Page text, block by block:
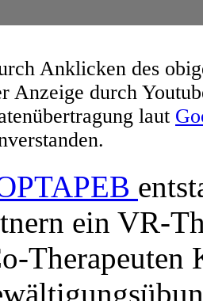
Anklicken des
Anzeige durch
laut
ein VR-
Therapeuten